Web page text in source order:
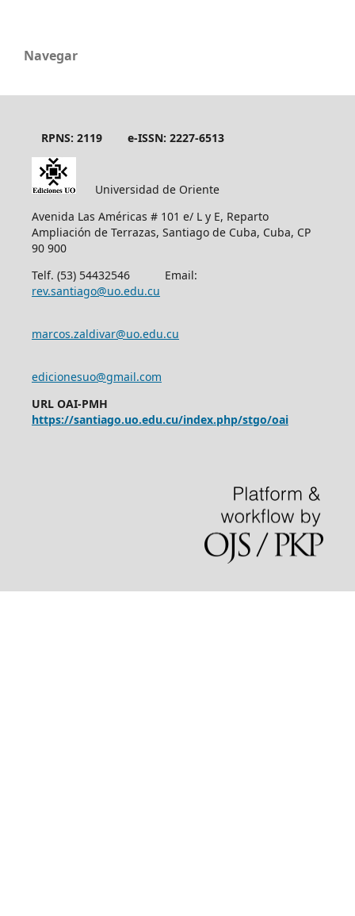
Navegar
RPNS: 2119 e-ISSN: 2227-6513
Universidad de Oriente
Avenida Las Américas # 101 e/ L y E, Reparto
Ampliación de Terrazas, Santiago de Cuba, Cuba, CP
90 900
Telf. (53) 54432546 Email:
rev.santiago@uo.edu.cu
marcos.zaldivar@uo.edu.cu
edicionesuo@gmail.com
URL OAI-PMH
https://santiago.uo.edu.cu/index.php/stgo/oai